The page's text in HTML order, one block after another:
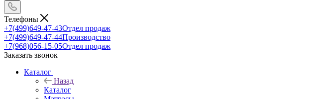
Телефоны
+7(499)649-47-43Отдел продаж
+7(499)649-47-44Производство
+7(968)056-15-05Отдел продаж
Заказать звонок
Каталог
Назад
Каталог